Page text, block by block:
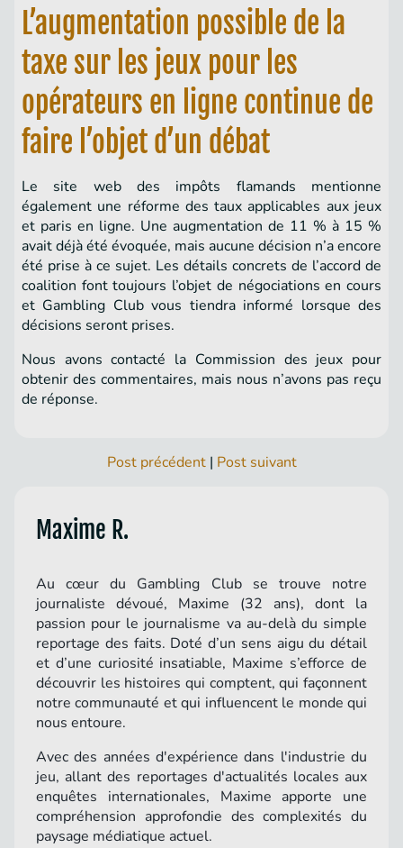
L’augmentation possible de la
taxe sur les jeux pour les
opérateurs en ligne continue de
faire l’objet d’un débat
Le site web des impôts flamands mentionne
également une réforme des taux applicables aux jeux
et paris en ligne. Une augmentation de 11 % à 15 %
avait déjà été évoquée, mais aucune décision n’a encore
été prise à ce sujet. Les détails concrets de l’accord de
coalition font toujours l’objet de négociations en cours
et Gambling Club vous tiendra informé lorsque des
décisions seront prises.
Nous avons contacté la Commission des jeux pour
obtenir des commentaires, mais nous n’avons pas reçu
de réponse.
Post précédent| Post suivant
Maxime R.
Au cœur du Gambling Club se trouve notre
journaliste dévoué, Maxime (32 ans), dont la
passion pour le journalisme va au-delà du simple
reportage des faits. Doté d’un sens aigu du détail
et d’une curiosité insatiable, Maxime s’efforce de
découvrir les histoires qui comptent, qui façonnent
notre communauté et qui influencent le monde qui
nous entoure.
Avec des années d'expérience dans l'industrie du
jeu, allant des reportages d'actualités locales aux
enquêtes internationales, Maxime apporte une
compréhension approfondie des complexités du
paysage médiatique actuel.